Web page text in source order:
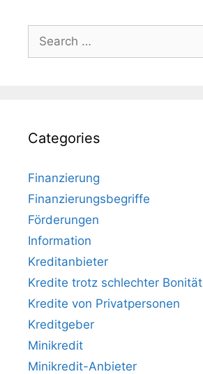
Search
for:
Categories
Finanzierung
Finanzierungsbegriffe
Förderungen
Information
Kreditanbieter
Kredite trotz schlechter Bonität
Kredite von Privatpersonen
Kreditgeber
Minikredit
Minikredit-Anbieter